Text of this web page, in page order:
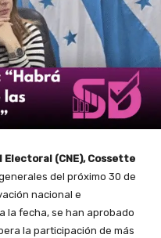
Electoral (CNE), Cossette
del próximo 30 de
nacional e
la fecha, se han aprobado
la participación de más